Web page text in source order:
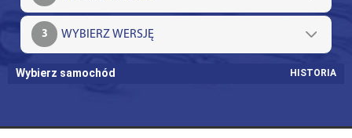
3
Wybierz samochód HISTORIA